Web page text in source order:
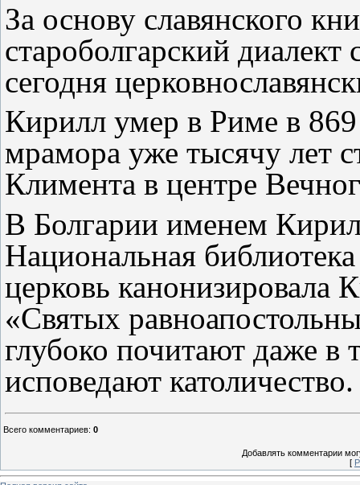
За основу славянского
староболгарский
сегодня
Кирилл умер в Риме в 869
мрамора уже тысячу лет
Климента в центре
В Болгарии именем
Национальная
церковь канонизировала
«Святых
глубоко почитают даже в
исповедают католичество.
Всего комментариев: 0
Добавлять комментарии
[